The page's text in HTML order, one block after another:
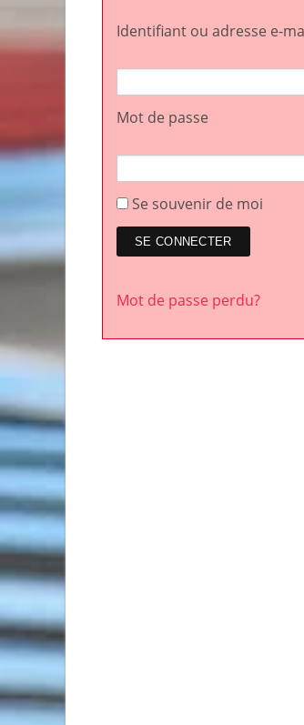
Identifiant ou adresse e-
Mot de passe
Se souvenir de moi
Mot de passe perdu?